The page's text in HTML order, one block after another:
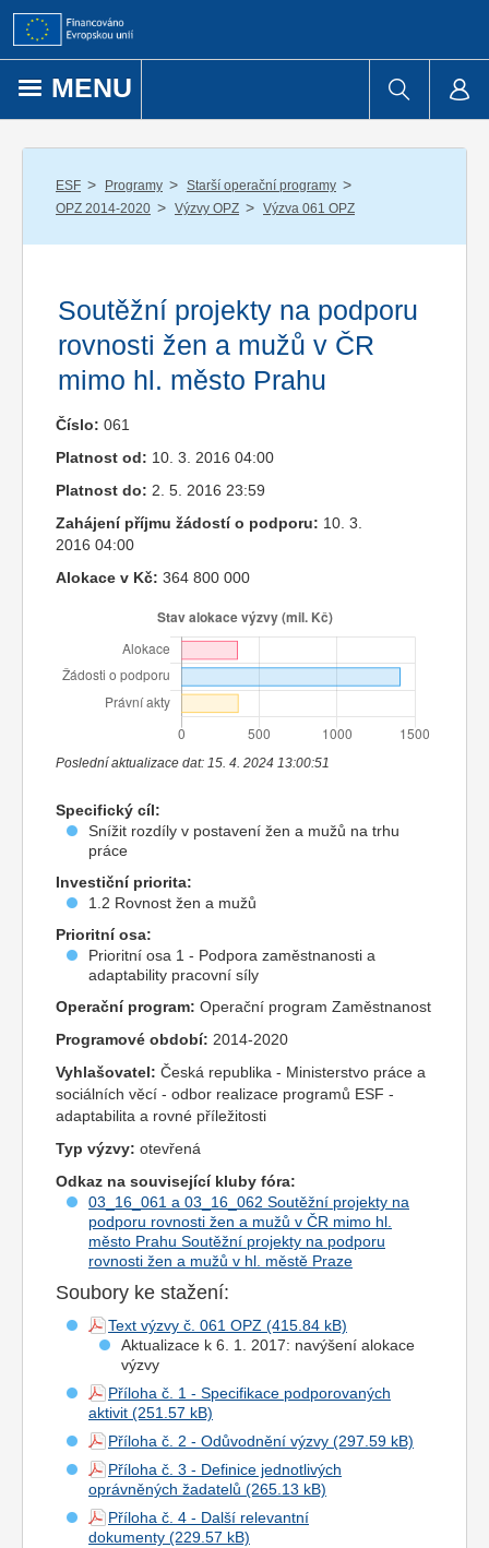
Přejít k obsahu
MENU
ESF / Programy / Starší operační programy /
OPZ 2014-2020 / Výzvy OPZ / Výzva 061 OPZ
Soutěžní projekty na podporu
rovnosti žen a mužů v ČR
mimo hl. město Prahu
Číslo: 061
Platnost od: 10. 3. 2016 04:00
Platnost do: 2. 5. 2016 23:59
Zahájení příjmu žádostí o podporu: 10. 3.
2016 04:00
Alokace v Kč: 364 800 000
Poslední aktualizace dat: 15. 4. 2024 13:00:51
Specifický cíl:
Snížit rozdíly v postavení žen a mužů na trhu
práce
Investiční priorita:
1.2 Rovnost žen a mužů
Prioritní osa:
Prioritní osa 1 - Podpora zaměstnanosti a
adaptability pracovní síly
Operační program: Operační program Zaměstnanost
Programové období: 2014-2020
Vyhlašovatel: Česká republika - Ministerstvo práce a
sociálních věcí - odbor realizace programů ESF -
adaptabilita a rovné příležitosti
Typ výzvy: otevřená
Odkaz na související kluby fóra:
03_16_061 a 03_16_062 Soutěžní projekty na
podporu rovnosti žen a mužů v ČR mimo hl.
město Prahu Soutěžní projekty na podporu
rovnosti žen a mužů v hl. městě Praze
Soubory ke stažení:
Text výzvy č. 061 OPZ
Aktualizace k 6. 1. 2017: navýšení alokace
výzvy
Příloha č. 1 - Specifikace podporovaných
aktivit
Příloha č. 2 - Odůvodnění výzvy
Příloha č. 3 - Definice jednotlivých
oprávněných žadatelů
Příloha č. 4 - Další relevantní
dokumenty